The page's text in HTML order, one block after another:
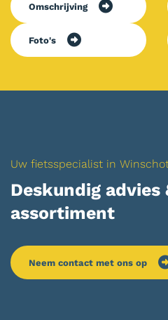
Omschrijving
Foto's
Uw fietsspecialist in
Deskundig advies
assortiment
Neem contact met ons op